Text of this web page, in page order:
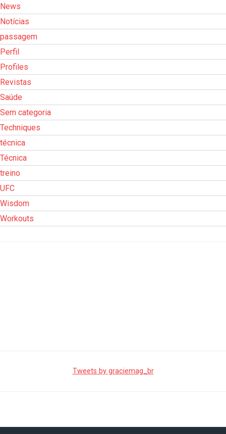
News
Notícias
passagem
Perfil
Profiles
Revistas
Saúde
Sem categoria
Techniques
técnica
Técnica
treino
UFC
Wisdom
Workouts
Tweets by graciemag_br